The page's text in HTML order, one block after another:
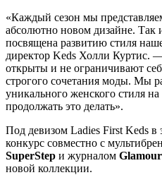
«Каждый сезон мы
абсолютно новом дизайне. Так
посвящена развитию стиля
директор Keds Холли Куртис.
открыты и не ограничивают
строгого сочетания моды. Мы
уникального женского стиля
продолжать это делать».
Под девизом Ladies First Keds в
конкурс совместно с
SuperStep и журналом Glamour
новой коллекции.